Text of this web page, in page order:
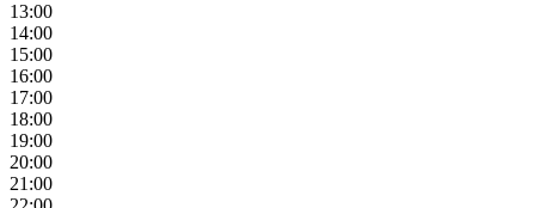
13:00
14:00
15:00
16:00
17:00
18:00
19:00
20:00
21:00